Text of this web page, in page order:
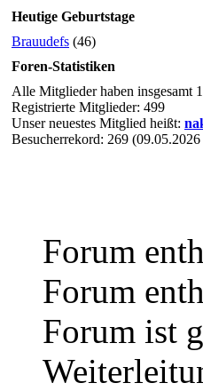
Heutige Geburtstage
Brauudefs (46)
Foren-Statistiken
Alle Mitglieder haben insgesamt
Registrierte Mitglieder: 499
Unser neuestes Mitglied heißt:
Besucherrekord: 269
Forum
Forum
Forum ist